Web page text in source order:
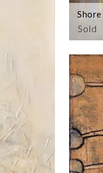
Sold